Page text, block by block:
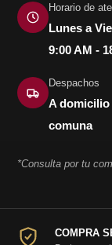
Horario de
Lunes a
9:00 AM -
Despachos
A domicilio
comuna
*Consulta por tu
COMPRA